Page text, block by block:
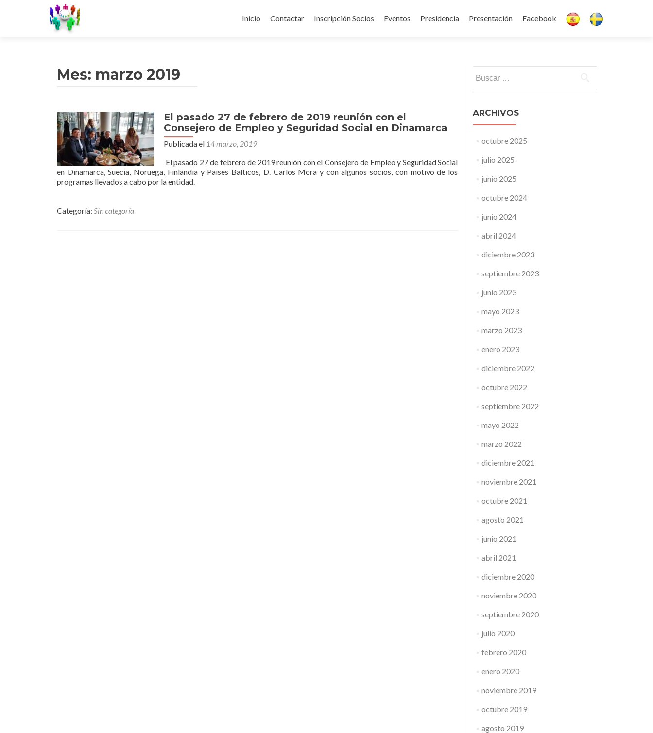
Inicio
Contactar Inscripción Socios Eventos Presidencia Presentación Facebook
Mes: marzo 2019
El pasado 27 de febrero de 2019 reunión con el
Consejero de Empleo y Seguridad Social en Dinamarca
Publicada el 14 marzo, 2019
El pasado 27 de febrero de 2019 reunión con el Consejero de Empleo y Seguridad Social
en Dinamarca, Suecia, Noruega, Finlandia y Paises Balticos, D. Carlos Mora y con algunos socios, con motivo de los
programas llevados a cabo por la entidad.
Categoría: Sin categoría
ARCHIVOS
octubre 2025
julio 2025
junio 2025
octubre 2024
junio 2024
abril 2024
diciembre 2023
septiembre 2023
junio 2023
mayo 2023
marzo 2023
enero 2023
diciembre 2022
octubre 2022
septiembre 2022
mayo 2022
marzo 2022
diciembre 2021
noviembre 2021
octubre 2021
agosto 2021
junio 2021
abril 2021
diciembre 2020
noviembre 2020
septiembre 2020
julio 2020
febrero 2020
enero 2020
noviembre 2019
octubre 2019
agosto 2019